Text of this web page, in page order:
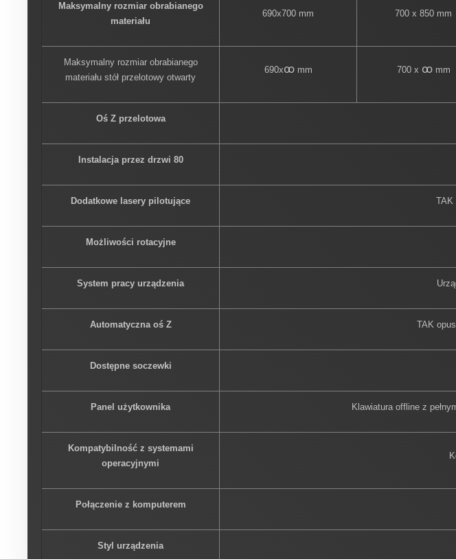
Maksymalny rozmiar obrabianego
materiału
690x700 mm 700 x 850 mm
Maksymalny rozmiar obrabianego
materiału stół przelotowy otwarty
690xꝏmm 700 x ꝏmm
Oś Z przelotowa
Instalacja przez drzwi 80
Dodatkowe lasery pilotujące TAK
Możliwości rotacyjne
System pracy urządzenia
Automatyczna oś Z TAK
Dostępne soczewki
Panel użytkownika Klawiatura offline z
Kompatybilność z systemami
operacyjnymi
Połączenie z komputerem
Styl urządzenia